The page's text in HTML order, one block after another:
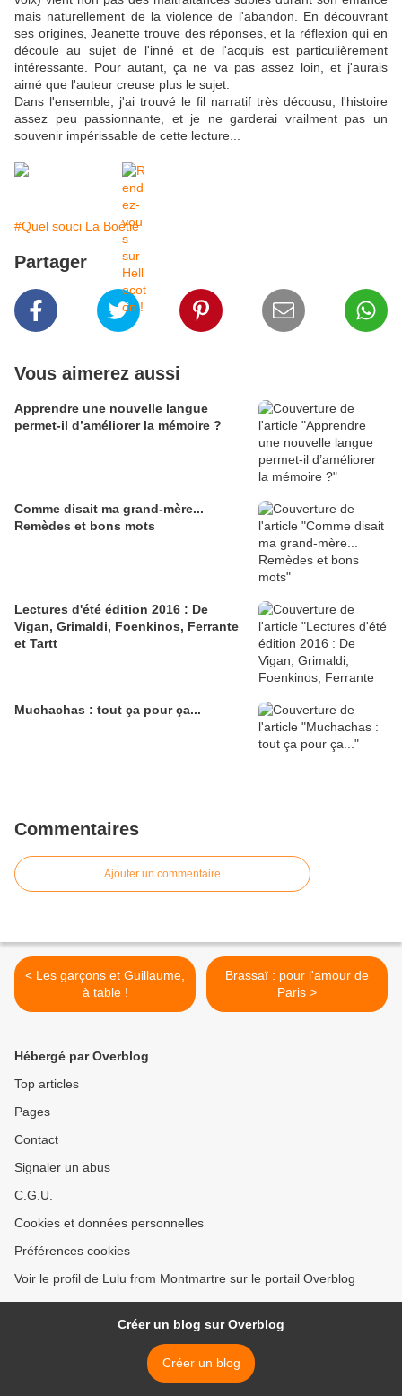
mais naturellement de la violence de l'abandon. En découvrant
ses origines, Jeanette trouve des réponses, et la réflexion qui en
découle au sujet de l'inné et de l'acquis est particulièrement
intéressante. Pour autant, ça ne va pas assez loin, et j'aurais
aimé que l'auteur creuse plus le sujet.
Dans l'ensemble, j'ai trouvé le fil narratif très décousu, l'histoire
assez peu passionnante, et je ne garderai vrailment pas un
souvenir impérissable de cette lecture...
#Quel souci La Boétie
Partager
Vous aimerez aussi
Apprendre une nouvelle langue
permet-il d’améliorer la mémoire ?
Comme disait ma grand-mère...
Remèdes et bons mots
Lectures d'été édition 2016 : De
Vigan, Grimaldi, Foenkinos, Ferrante
et Tartt
Muchachas : tout ça pour ça...
Commentaires
Ajouter un commentaire
< Les garçons et Guillaume,
à table !
Brassaï : pour l'amour de
Paris >
Hébergé par Overblog
Top articles
Pages
Contact
Signaler un abus
C.G.U.
Cookies et données personnelles
Préférences cookies
Voir le profil de Lulu from Montmartre sur le portail Overblog
Créer un blog sur Overblog
Créer un blog